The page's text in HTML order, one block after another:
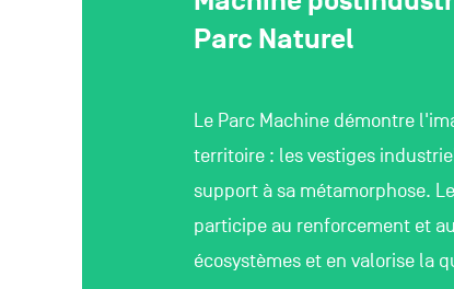
Parc Naturel
Le Parc Machine démontre
territoire : les vestiges
support à sa métamorphose.
participe au renforcement et
écosystèmes et en valorise la